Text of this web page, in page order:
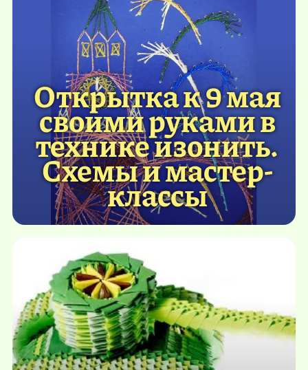
Открытка к 9 мая
своими руками в
технике изонить.
Схемы и мастер-
классы